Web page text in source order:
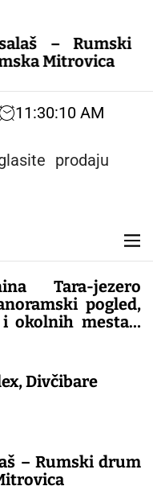
Rumski
11:30:10 AM
prodaju
M
e
n
u
Tara-jezero
pogled,
okolnih mesta…
papiri sve
Slike i još opisa
Divčibare
– Rumski drum